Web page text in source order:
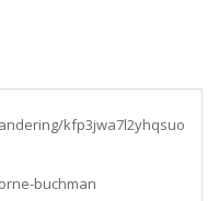
kfp3jwa7l2yhqsuo
buchman